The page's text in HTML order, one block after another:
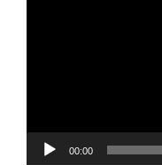
00:00